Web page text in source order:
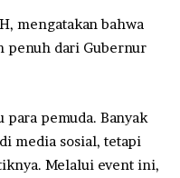
mengatakan bahwa
penuh dari Gubernur
para pemuda. Banyak
media sosial, tetapi
Melalui event ini,